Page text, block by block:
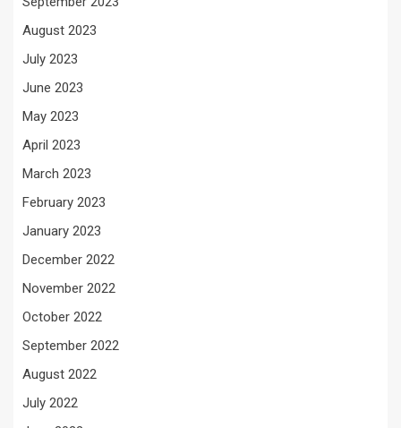
August 2023
July 2023
June 2023
May 2023
April 2023
March 2023
February 2023
January 2023
December 2022
November 2022
October 2022
September 2022
August 2022
July 2022